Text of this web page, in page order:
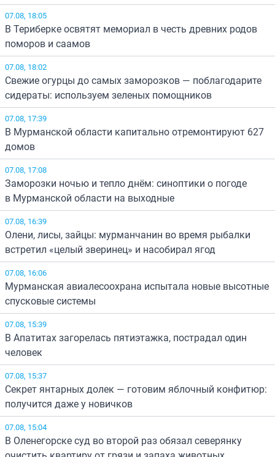
07.08, 18:05
В Териберке освятят мемориал в честь древних родов
поморов и саамов
07.08, 18:02
Свежие огурцы до самых заморозков — поблагодарите
сидераты: используем зеленых помощников
07.08, 17:39
В Мурманской области капитально отремонтируют 627
домов
07.08, 17:08
Заморозки ночью и тепло днём: синоптики о погоде
в Мурманской области на выходные
07.08, 16:39
Олени, лисы, зайцы: мурманчанин во время рыбалки
встретил «целый зверинец» и насобирал ягод
07.08, 16:06
Мурманская авиалесоохрана испытала новые высотные
спусковые системы
07.08, 15:39
В Апатитах загорелась пятиэтажка, пострадал один
человек
07.08, 15:37
Секрет янтарных долек — готовим яблочный конфитюр:
получится даже у новичков
07.08, 15:04
В Оленегорске суд во второй раз обязал северянку